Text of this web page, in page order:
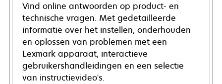
Vind online antwoorden op product- en
technische vragen. Met gedetailleerde
informatie over het instellen, onderhouden
en oplossen van problemen met een
Lexmark apparaat, interactieve
gebruikershandleidingen en een selectie
van instructievideo's.